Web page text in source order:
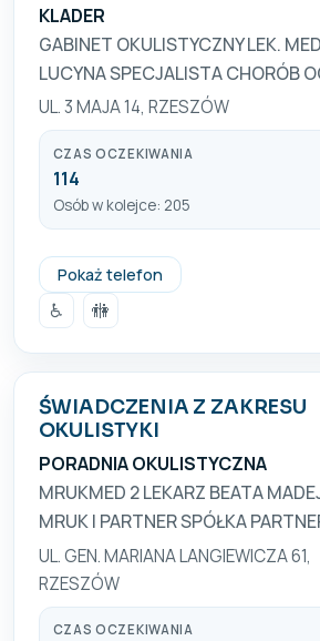
KLADER
GABINET OKULISTYCZNY LEK.
LUCYNA SPECJALISTA CHORÓB
UL. 3 MAJA 14, RZESZÓW
CZAS OCZEKIWANIA
114
Osób w kolejce: 205
Pokaż telefon
+48 17 852 89 33
♿
🚻
ŚWIADCZENIA Z ZAKRESU
OKULISTYKI
PORADNIA OKULISTYCZNA
MRUKMED 2 LEKARZ BEATA
MRUK I PARTNER SPÓŁKA
UL. GEN. MARIANA LANGIEWICZA 61,
RZESZÓW
CZAS OCZEKIWANIA